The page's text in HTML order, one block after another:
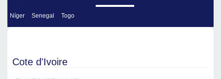
Níger Senegal Togo
Cote d'Ivoire